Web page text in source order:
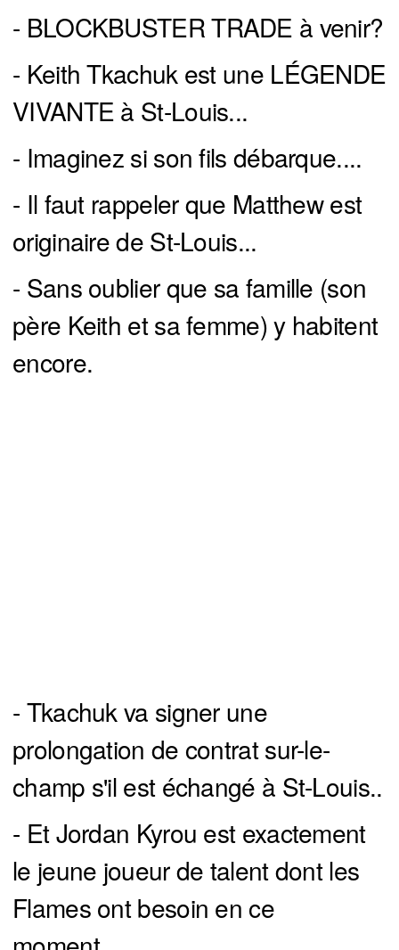
- BLOCKBUSTER TRADE à venir?
- Keith Tkachuk est une LÉGENDE
VIVANTE à St-Louis...
- Imaginez si son fils débarque....
- Il faut rappeler que Matthew est
originaire de St-Louis...
- Sans oublier que sa famille (son
père Keith et sa femme) y habitent
encore.
- Tkachuk va signer une
prolongation de contrat sur-le-
champ s'il est échangé à St-Louis..
- Et Jordan Kyrou est exactement
le jeune joueur de talent dont les
Flames ont besoin en ce